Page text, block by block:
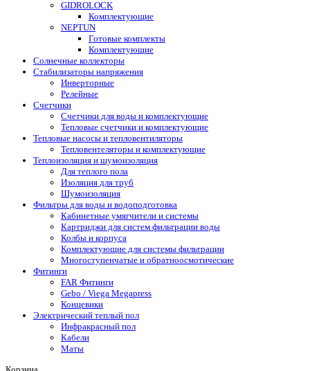
GIDROLOCK
Комплектующие
NEPTUN
Готовые комплекты
Комплектующие
Солнечные коллекторы
Стабилизаторы напряжения
Инверторные
Релейные
Счетчики
Счетчики для воды и комплектующие
Тепловые счетчики и комплектующие
Тепловые насосы и тепловентиляторы
Тепловентеляторы и комплектующие
Теплоизоляция и шумоизоляция
Для теплого пола
Изоляция для труб
Шумоизоляция
Фильтры для воды и водоподготовка
Кабинетные умягчители и системы
Картриджи для систем фильтрации воды
Колбы и корпуса
Комплектующие для системы фильтрации
Многоступенчатые и обратноосмотические
Фитинги
FAR Фитинги
Gebo / Viega Megapress
Концевики
Электрический теплый пол
Инфракрасный пол
Кабели
Маты